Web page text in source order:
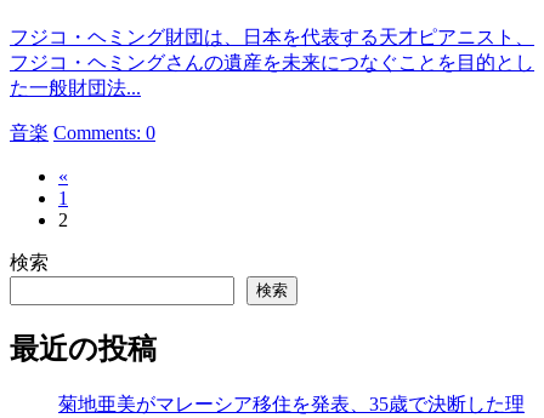
フジコ・ヘミング財団は、日本を代表する天才ピアニスト、
フジコ・ヘミングさんの遺産を未来につなぐことを目的とし
た一般財団法...
カ
音楽 Comments: 0
の
ペ
ー
«
1
2
検索
検索
最近の投稿
菊地亜美がマレーシア移住を発表、35歳で決断した理